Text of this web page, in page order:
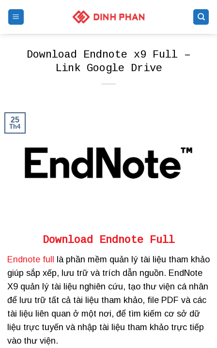
Download Endnote x9 Full –
Link Google Drive
25
Th4
Download Endnote Full
Endnote full là phần mềm quản lý tài liệu tham khảo
giúp sắp xếp, lưu trữ và trích dẫn nguồn. EndNote
X9 quản lý tài liệu nghiên cứu, tạo thư viện cá nhân
để lưu trữ tất cả tài liệu tham khảo, file PDF và các
tài liệu liên quan ở một nơi, để tìm kiếm cơ sở dữ
liệu trực tuyến và nhập tài liệu tham khảo trực tiếp
vào thư viện.